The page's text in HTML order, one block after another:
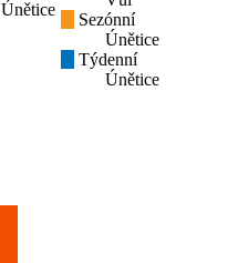
Únětice
Sezónní
Únětice
Týdenní
Únětice